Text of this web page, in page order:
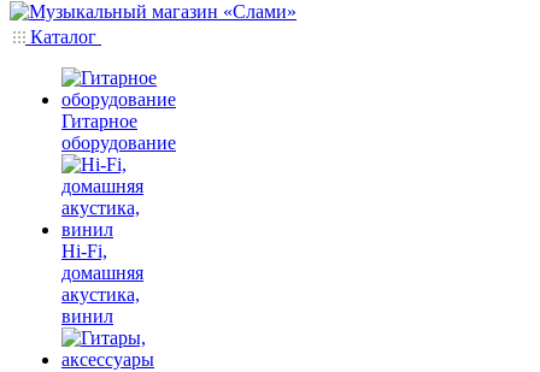
Каталог
Гитарное
оборудование
Hi-Fi,
домашняя
акустика,
винил